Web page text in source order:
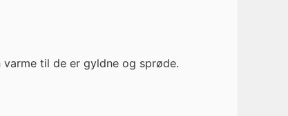
til de er gyldne og sprøde.